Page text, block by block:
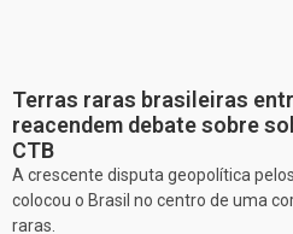
Terras raras brasileiras
reacendem debate sobre
CTB
A crescente disputa geopolítica
colocou o Brasil no centro de uma
raras.